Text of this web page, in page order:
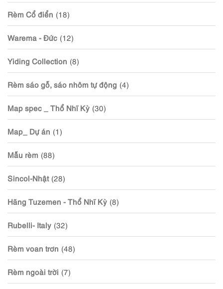
Rèm Cổ điển (18)
Warema - Đức (12)
Yiding Collection (8)
Rèm sáo gỗ, sáo nhôm tự động (4)
Map spec _ Thổ Nhĩ Kỳ (30)
Map_ Dự án (1)
Mẫu rèm (88)
Sincol-Nhật (28)
Hãng Tuzemen - Thổ Nhĩ Kỳ (8)
Rubelli- Italy (32)
Rèm voan trơn (48)
Rèm ngoài trời (7)